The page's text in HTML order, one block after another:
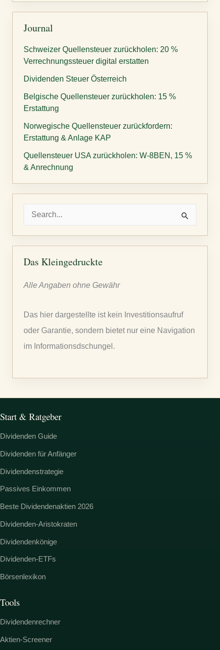
Journal
Schweizer Quellensteuer zurückholen: 20 %
Verrechnungssteuer digital erstatten
Dividenden Steuer Österreich
Belgische Quellensteuer zurückholen: 15 %
Erstattung
Norwegische Quellensteuer zurückfordern:
Erstattung & Anlage KAP
Quellensteuer USA zurückholen: W-8BEN, 15 %
& Anrechnung
h
n
Das Kleingedruckte
Alle Angaben ohne Gewähr
Das hier dargestellte ist kein Investitionsaufruf
oder Garantie, sondern bietet nur eine Navigation
im Informationsdschungel.
Start & Ratgeber
Dividenden Guide
Dividenden für Anfänger
Dividendenstrategie
Passives Einkommen
Beste Dividendenaktien 2026
Dividenden-Aristokraten
Dividendenkönige
Dividenden-ETFs
Börsenlexikon
Tools
Dividendenrechner
Aktien-Screener